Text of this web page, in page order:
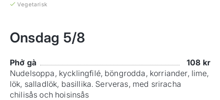
Vegetarisk
Onsdag 5/8
Phở gà 108 kr
Nudelsoppa, kycklingfilé, böngrodda, korriander, lime,
lök, salladlök, basillika. Serveras, med sriracha
chilisås och hoisinsås